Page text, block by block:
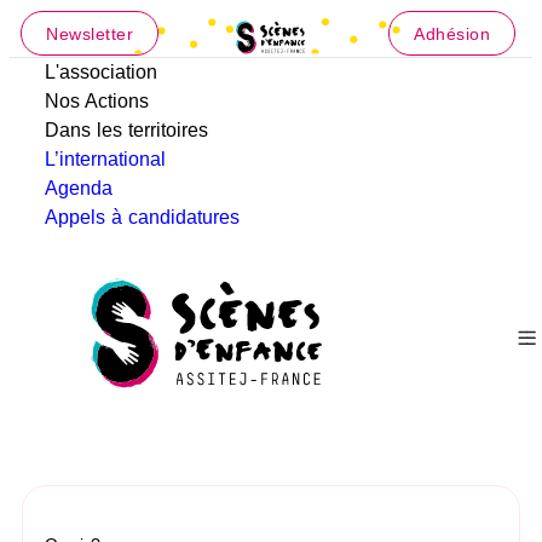
Newsletter Adhésion
L'association
Nos Actions
Dans les territoires
L’international
Agenda
Appels à candidatures